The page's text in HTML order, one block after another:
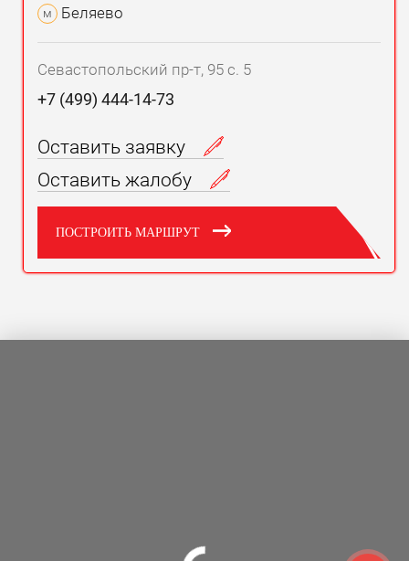
м Беляево
Севастопольский пр-т, 95 с. 5
+7 (499) 444-14-73
Оставить заявку
Оставить жалобу
ПОСТРОИТЬ МАРШРУТ